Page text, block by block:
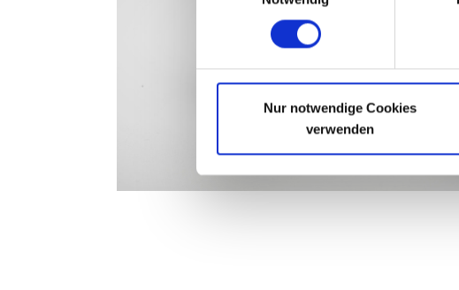
Nur notwendige Cookies
verwenden